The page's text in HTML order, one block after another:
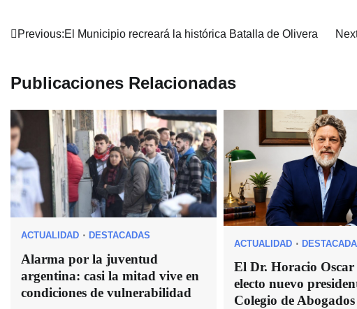
Navegación
entradas
Previous:El Municipio recreará la histórica Batalla de Olivera
Publicaciones Relacionadas
ACTUALIDAD DESTACADAS
Alarma por la juventud
argentina: casi la mitad vive en
condiciones de vulnerabilidad
ACTUALIDAD
El Dr. Horacio Oscar
electo nuevo
Colegio de Abogados